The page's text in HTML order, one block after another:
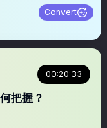
Convert
00:20:33
把握？